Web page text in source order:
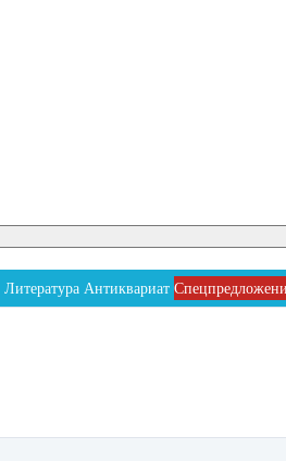
Литература Антиквариат